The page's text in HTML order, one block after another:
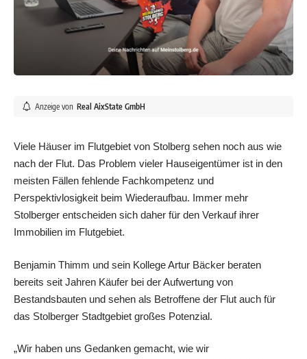
Anzeige von Real AixState GmbH
Viele Häuser im Flutgebiet von Stolberg sehen noch aus wie
nach der Flut. Das Problem vieler Hauseigentümer ist in den
meisten Fällen fehlende Fachkompetenz und
Perspektivlosigkeit beim Wiederaufbau. Immer mehr
Stolberger entscheiden sich daher für den Verkauf ihrer
Immobilien im Flutgebiet.
Benjamin Thimm und sein Kollege Artur Bäcker beraten
bereits seit Jahren Käufer bei der Aufwertung von
Bestandsbauten und sehen als Betroffene der Flut auch für
das Stolberger Stadtgebiet großes Potenzial.
„Wir haben uns Gedanken gemacht, wie wir